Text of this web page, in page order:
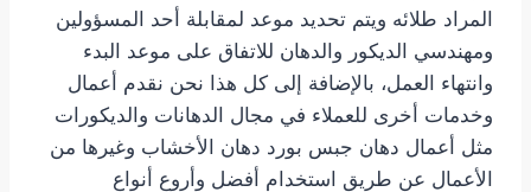
المراد طلائه ويتم تحديد موعد لمقابلة أحد المسؤولين
ومهندسي الديكور والدهان للاتفاق على موعد البدء
وانتهاء العمل، بالإضافة إلى كل هذا نحن نقدم أعمال
وخدمات أخرى للعملاء في مجال الدهانات والديكورات
مثل أعمال دهان جبس بورد دهان الأخشاب وغيرها من
الأعمال عن طريق استخدام أفضل وأروع أنواع